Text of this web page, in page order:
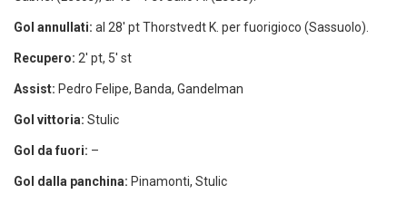
Gol annullati: al 28′ pt Thorstvedt K. per fuorigioco (Sassuolo).
Recupero: 2′ pt, 5′ st
Assist: Pedro Felipe, Banda, Gandelman
Gol vittoria: Stulic
Gol da fuori: –
Gol dalla panchina: Pinamonti, Stulic